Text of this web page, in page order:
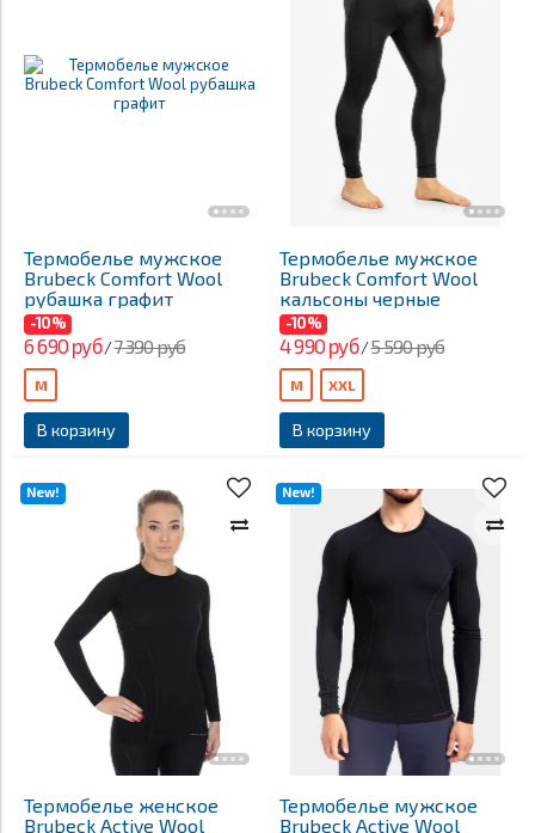
Термобелье мужское
Brubeck Comfort Wool
рубашка графит
-10%
6 690 руб/7 390 руб
В корзину
M
Термобелье мужское
Brubeck Comfort Wool
кальсоны черные
-10%
4 990 руб/5 590 руб
В корзину
M XXL
New!
Термобелье женское
Brubeck Active Wool
New!
Термобелье мужское
Brubeck Active Wool